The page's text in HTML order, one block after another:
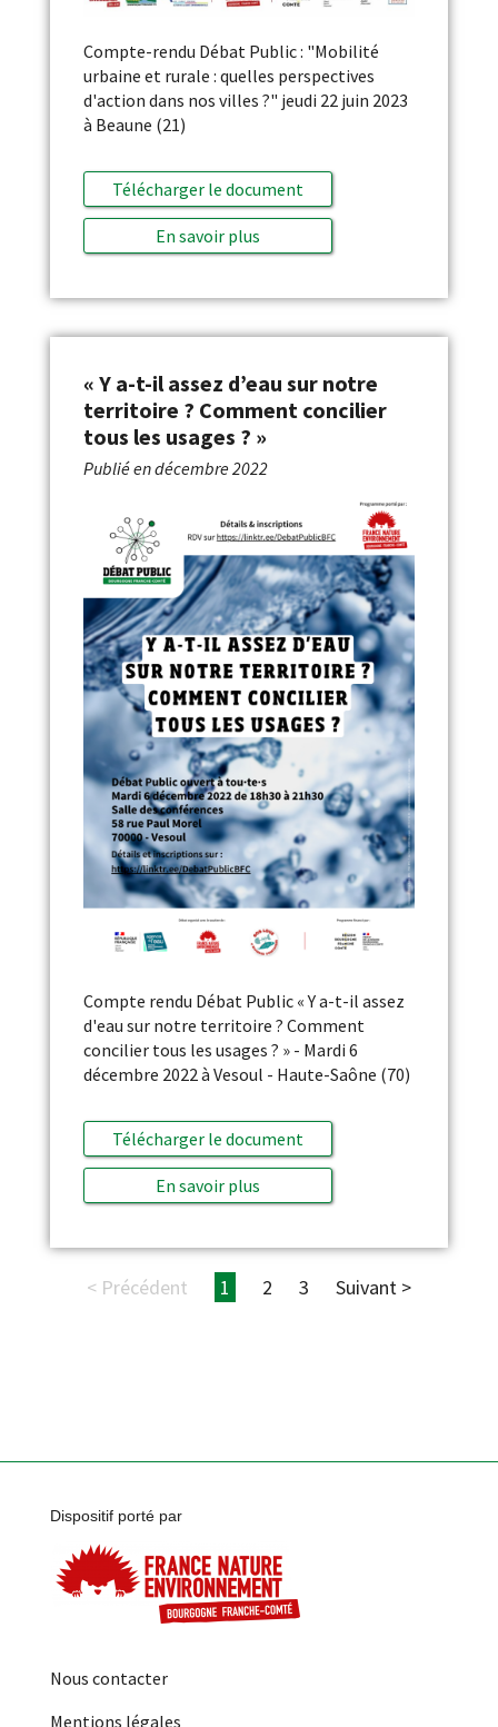
Compte-rendu Débat Public : "Mobilité
urbaine et rurale : quelles perspectives
d'action dans nos villes ?" jeudi 22 juin 2023
à Beaune (21)
Télécharger le document
En savoir plus
« Y a-t-il assez d’eau sur notre
territoire ? Comment concilier
tous les usages ? »
Publié endécembre 2022
Compte rendu Débat Public « Y a-t-il assez
d'eau sur notre territoire ? Comment
concilier tous les usages ? » - Mardi 6
décembre 2022 à Vesoul - Haute-Saône (70)
Télécharger le document
En savoir plus
< Précédent 1 2 3 Suivant >
Dispositif porté par
Nous contacter
Mentions légales